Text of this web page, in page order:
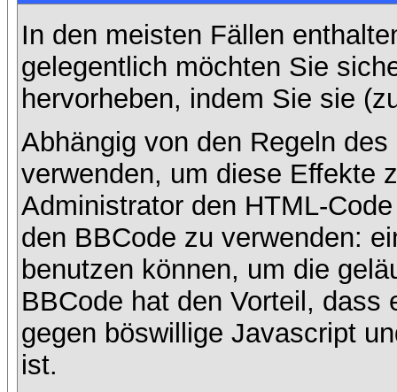
In den meisten Fällen
gelegentlich möchten Sie
hervorheben, indem Sie sie
Abhängig von den Regeln
verwenden, um diese Effekte
Administrator den HTML-
den BBCode zu verwenden:
benutzen können, um die
BBCode hat den Vorteil, dass
gegen böswillige Javascript
ist.